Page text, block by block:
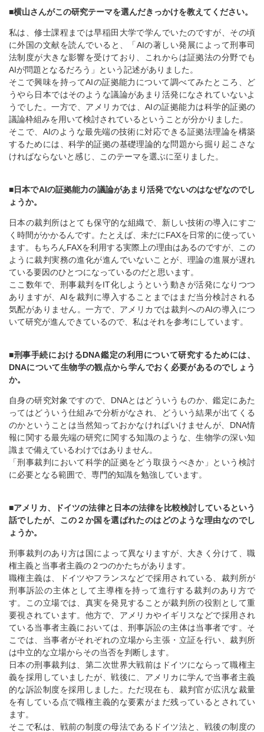
■横山さんがこの研究テーマを選んだきっかけを教えてください。
私は、修士課程までは早稲田大学で学んでいたのですが、その頃
に外国の文献を読んでいると、「AIの著しい発展によって刑事司
法制度が大きな影響を受けており、これからは証拠法の分野でも
AIが問題となるだろう」という記述がありました。
そこで興味を持ってAIの証拠能力について調べてみたところ、ど
うやら日本ではそのような議論があまり活発になされていないよ
うでした。一方で、アメリカでは、AIの証拠能力は科学的証拠の
議論枠組みを用いて検討されているということが分かりました。
そこで、AIのような最先端の技術に対応できる証拠法理論を構築
するためには、科学的証拠の基礎理論的な問題から掘り起こさな
ければならないと感じ、このテーマを選ぶに至りました。
■日本でAIの証拠能力の議論があまり活発でないのはなぜなのでし
ょうか。
日本の裁判所はとても保守的な組織で、新しい技術の導入にすご
く時間がかかるんです。たとえば、未だにFAXを日常的に使ってい
ます。もちろんFAXを利用する実際上の理由はあるのですが、この
ように裁判実務の進化が進んでいないことが、理論の進展が遅れ
ている要因のひとつになっているのだと思います。
ここ数年で、刑事裁判をIT化しようという動きが活発になりつつ
ありますが、AIを裁判に導入することまではまだ当分検討される
気配がありません。一方で、アメリカでは裁判へのAIの導入につ
いて研究が進んできているので、私はそれを参考にしています。
■刑事手続におけるDNA鑑定の利用について研究するためには、
DNAについて生物学の観点から学んでおく必要があるのでしょう
か。
自身の研究対象ですので、DNAとはどういうものか、鑑定にあた
ってはどういう仕組みで分析がなされ、どういう結果が出てくる
のかということは当然知っておかなければいけませんが、DNA情
報に関する最先端の研究に関する知識のような、生物学の深い知
識まで備えているわけではありません。
「刑事裁判において科学的証拠をどう取扱うべきか」という検討
に必要となる範囲で、専門的知識を勉強しています。
■アメリカ、ドイツの法律と日本の法律を比較検討しているという
話でしたが、この２か国を選ばれたのはどのような理由なのでし
ょうか。
刑事裁判のあり方は国によって異なりますが、大きく分けて、職
権主義と当事者主義の２つのかたちがあります。
職権主義は、ドイツやフランスなどで採用されている、裁判所が
刑事訴訟の主体として主導権を持って進行する裁判のあり方で
す。この立場では、真実を発見することが裁判所の役割として重
要視されています。他方で、アメリカやイギリスなどで採用され
ている当事者主義においては、刑事訴訟の主体は当事者です。そ
こでは、当事者がそれぞれの立場から主張・立証を行い、裁判所
は中立的な立場からその当否を判断します。
日本の刑事裁判は、第二次世界大戦前はドイツにならって職権主
義を採用していましたが、戦後に、アメリカに学んで当事者主義
的な訴訟制度を採用しました。ただ現在も、裁判官が広汎な裁量
を有している点で職権主義的な要素がまだ残っているとされてい
ます。
そこで私は、戦前の制度の母法であるドイツ法と、戦後の制度の